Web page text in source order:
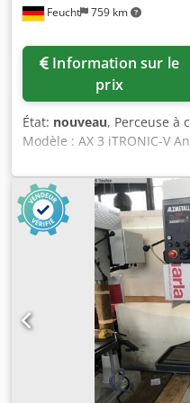
– Puissance du moteur de
Lampe de machine à LED
– Ordinateur de
Feucht 759 km
prix
État: nouveau, Perceuse à
Modèle : AX 3 iTRONIC-V
machine neuve Vitesse de
Dksdpeh I N Trjfx Ah Aor
tactile TFT-LCD 7 pouces :
consigne de la vitesse de
réelle de la vitesse de
profondeur de perçage
zéro par écran tactile,
perçage sur l’écran,
des avertissements sur
Langue d’interface
- Dispositif de taraudage -
en continu, à l’aide d’un
rotation, numérique -